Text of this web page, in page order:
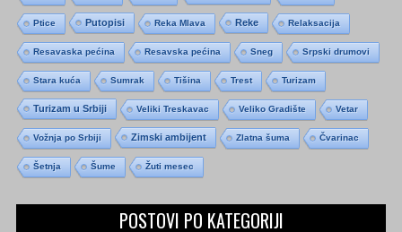
Ptice Putopisi Reka Mlava Reke Relaksacija
Resavaska pećina Resavska pećina Sneg Srpski drumovi
Stara kuća Sumrak Tišina Trest Turizam
Turizam u Srbiji Veliki Treskavac Veliko Gradište Vetar
Vožnja po Srbiji Zimski ambijent Zlatna šuma Čvarinac
Šetnja Šume Žuti mesec
POSTOVI PO KATEGORIJI